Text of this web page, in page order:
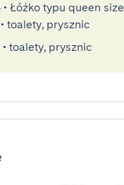
• Łóżko typu queen size
• toalety, prysznic
• toalety, prysznic